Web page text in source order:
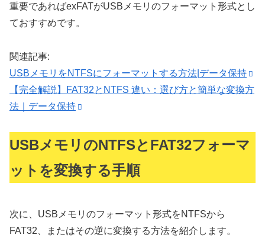
重要であればexFATがUSBメモリのフォーマット形式とし
ておすすめです。
関連記事:
USBメモリをNTFSにフォーマットする方法|データ保持
【完全解説】FAT32とNTFS 違い：選び方と簡単な変換方
法｜データ保持
USBメモリのNTFSとFAT32フォーマ
ットを変換する手順
次に、USBメモリのフォーマット形式をNTFSから
FAT32、またはその逆に変換する方法を紹介します。